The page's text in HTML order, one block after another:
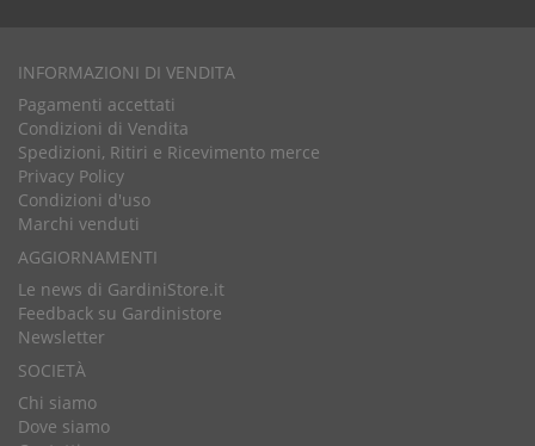
INFORMAZIONI DI VENDITA
Pagamenti accettati
Condizioni di Vendita
Spedizioni, Ritiri e Ricevimento merce
Privacy Policy
Condizioni d'uso
Marchi venduti
AGGIORNAMENTI
Le news di GardiniStore.it
Feedback su Gardinistore
Newsletter
SOCIETÀ
Chi siamo
Dove siamo